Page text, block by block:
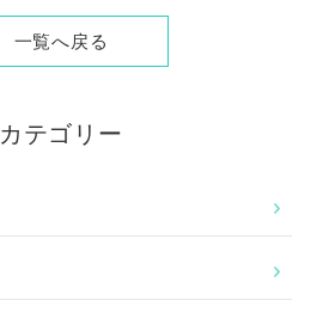
一覧へ戻る
カテゴリー